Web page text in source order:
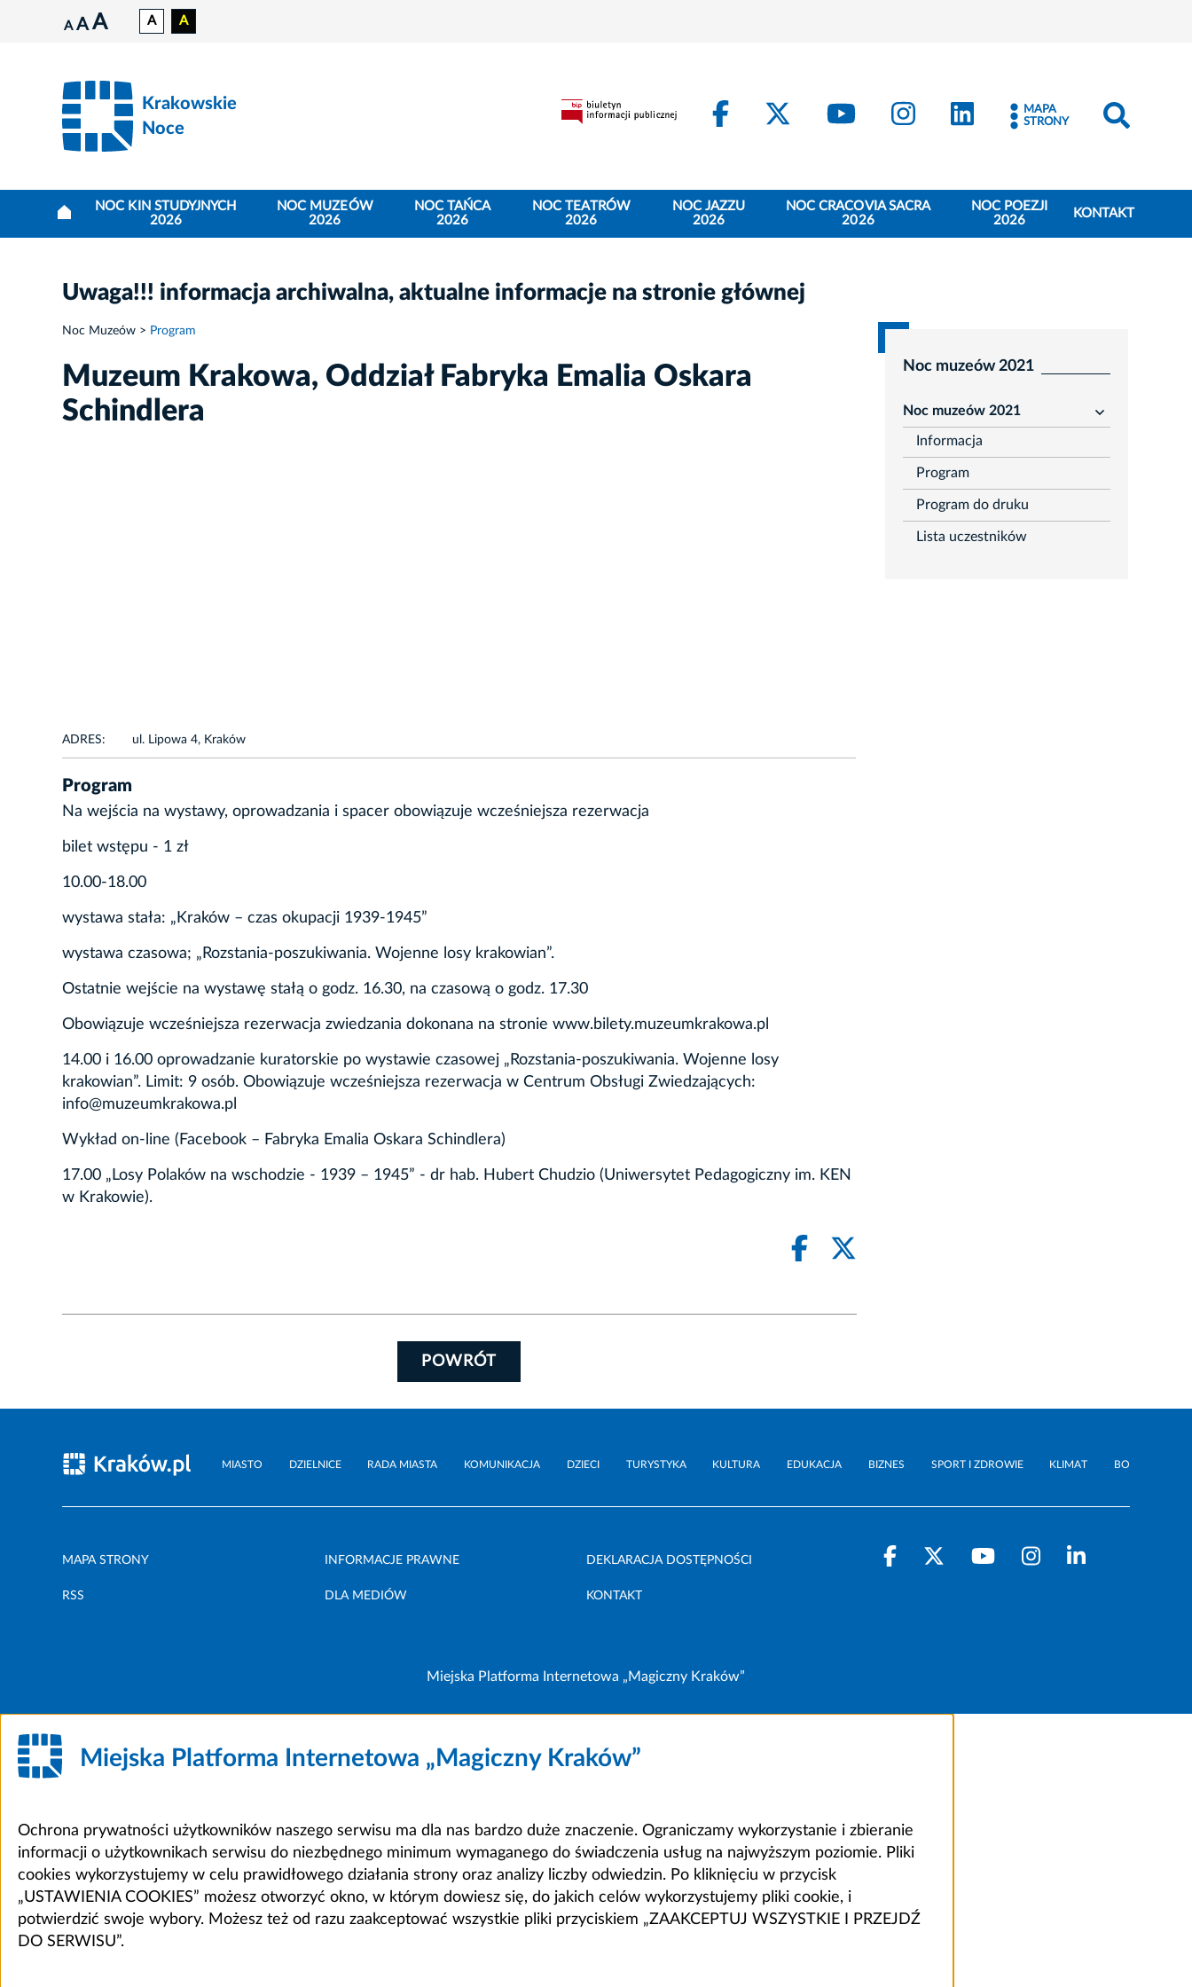
A A A A A
Krakowskie
Noce
FacebookKraków - X
Kraków - YouTube
Kraków - Instagram
Kraków - LinkedIn
MAPA
STRONY
NOC KIN STUDYJNYCH
2026
NOC MUZEÓW
2026
NOC TAŃCA
2026
NOC TEATRÓW
2026
NOC JAZZU
2026
NOC CRACOVIA SACRA
2026
NOC POEZJI
2026
KONTAKT
Uwaga!!! informacja archiwalna, aktualne informacje na stronie głównej
Noc Muzeów Program
Muzeum Krakowa, Oddział Fabryka Emalia Oskara
Schindlera
ADRES: ul. Lipowa 4, Kraków
Program
Na wejścia na wystawy, oprowadzania i spacer obowiązuje wcześniejsza rezerwacja
bilet wstępu - 1 zł
10.00-18.00
wystawa stała: „Kraków – czas okupacji 1939-1945”
wystawa czasowa; „Rozstania-poszukiwania. Wojenne losy krakowian”.
Ostatnie wejście na wystawę stałą o godz. 16.30, na czasową o godz. 17.30
Obowiązuje wcześniejsza rezerwacja zwiedzania dokonana na stronie www.bilety.muzeumkrakowa.pl
14.00 i 16.00 oprowadzanie kuratorskie po wystawie czasowej „Rozstania-poszukiwania. Wojenne losy
krakowian”. Limit: 9 osób. Obowiązuje wcześniejsza rezerwacja w Centrum Obsługi Zwiedzających:
info@muzeumkrakowa.pl
Wykład on-line (Facebook – Fabryka Emalia Oskara Schindlera)
17.00 „Losy Polaków na wschodzie - 1939 – 1945” - dr hab. Hubert Chudzio (Uniwersytet Pedagogiczny im. KEN
w Krakowie).
POWRÓT
Noc muzeów 2021
Noc muzeów 2021
rozwiń
Informacja
Program
Program do druku
Lista uczestników
MIASTO DZIELNICE RADA MIASTA KOMUNIKACJA DZIECI TURYSTYKA KULTURA EDUKACJA BIZNES SPORT I ZDROWIE KLIMAT BO
MAPA STRONY INFORMACJE PRAWNE DEKLARACJA DOSTĘPNOŚCI
RSS DLA MEDIÓW KONTAKT
Miejska Platforma Internetowa „Magiczny Kraków”
Miejska Platforma Internetowa „Magiczny Kraków”
Ochrona prywatności użytkowników naszego serwisu ma dla nas bardzo duże znaczenie. Ograniczamy wykorzystanie i zbieranie
informacji o użytkownikach serwisu do niezbędnego minimum wymaganego do świadczenia usług na najwyższym poziomie. Pliki
cookies wykorzystujemy w celu prawidłowego działania strony oraz analizy liczby odwiedzin. Po kliknięciu w przycisk
„USTAWIENIA COOKIES” możesz otworzyć okno, w którym dowiesz się, do jakich celów wykorzystujemy pliki cookie, i
potwierdzić swoje wybory. Możesz też od razu zaakceptować wszystkie pliki przyciskiem „ZAAKCEPTUJ WSZYSTKIE I PRZEJDŹ
DO SERWISU”.